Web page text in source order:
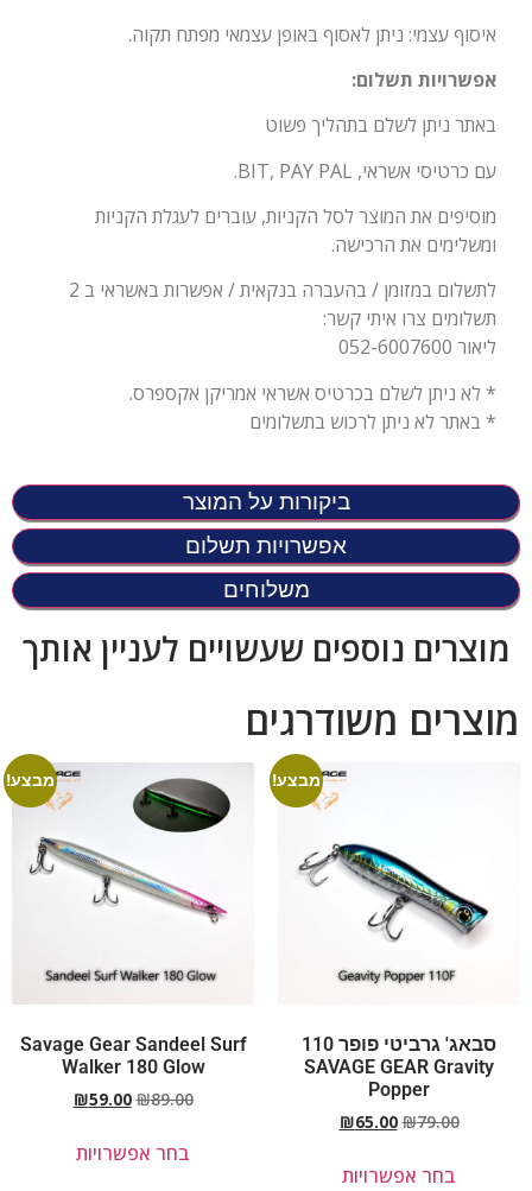
ביקורות על המוצר
אפשרויות תשלום
משלוחים
איסוף עצמי: ניתן לאסוף באופן עצמאי מפתח תקוה.
אפשרויות תשלום:
באתר ניתן לשלם בתהליך פשוט
עם כרטיסי אשראי, BIT, PAY PAL.
מוסיפים את המוצר לסל הקניות, עוברים לעגלת הקניות
ומשלימים את הרכישה.
לתשלום במזומן / בהעברה בנקאית / אפשרות באשראי ב 2
תשלומים צרו איתי קשר:
ליאור 052-6007600
* לא ניתן לשלם בכרטיס אשראי אמריקן אקספרס.
* באתר לא ניתן לרכוש בתשלומים
מוצרים נוספים שעשויים לעניין אותך
מוצרים משודרגים
מבצע!
סבאג' גרביטי פופר 110
SAVAGE GEAR Gravity
Popper
₪79.00
₪65.00
בחר אפשרויות
מבצע!
Savage Gear Sandeel Surf
Walker 180 Glow
₪89.00
₪59.00
בחר אפשרויות